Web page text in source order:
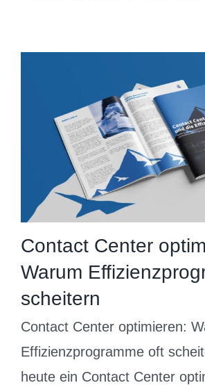
Contact Center
Warum
scheitern
Contact Center optimieren:
Effizienzprogramme oft
heute ein Contact Center